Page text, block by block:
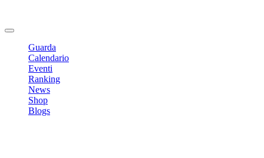
Guarda
Calendario
Eventi
Ranking
News
Shop
Blogs